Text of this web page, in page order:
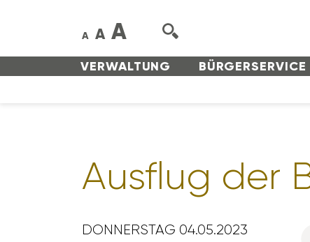
VERWAL­TUNG BÜRGER­SERVICE
A A A
Ausflug der
DONNERSTAG 04.05.2023